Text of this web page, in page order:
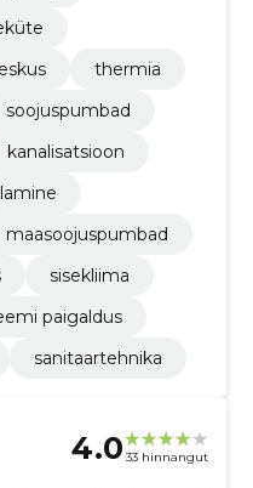
thermia
soojuspumbad
kanalisatsioon
maasoojuspumbad
sisekliima
paigaldus
sanitaartehnika
4.0 33 hinnangut